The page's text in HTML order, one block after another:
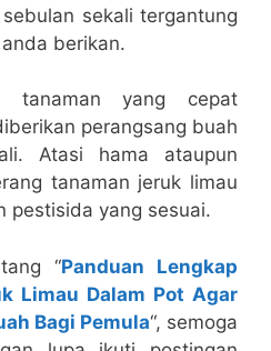
sekali tergantung
berikan.
tanaman yang cepat
perangsang buah
Atasi hama ataupun
tanaman jeruk limau
pestisida yang sesuai.
“Panduan Lengkap
Limau Dalam Pot Agar
Bagi Pemula“, semoga